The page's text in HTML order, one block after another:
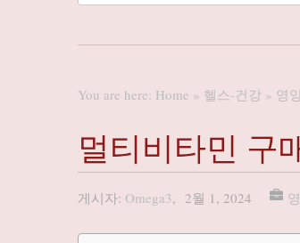
You are here: Home » 헬스-건강 » 영
멀티비타민 구
게시자: Omega3, 2월 1, 2024